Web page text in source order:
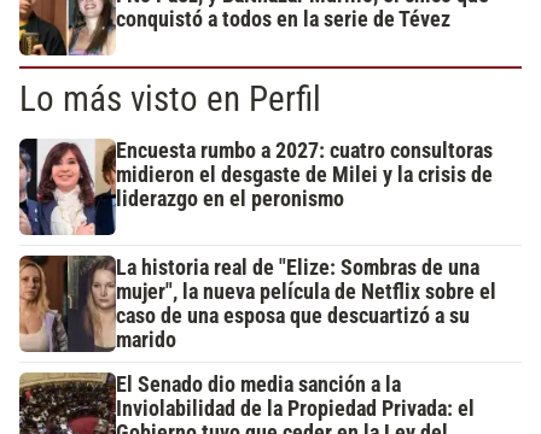
conquistó a todos en la serie de Tévez
Lo más visto en Perfil
Encuesta rumbo a 2027: cuatro consultoras
midieron el desgaste de Milei y la crisis de
liderazgo en el peronismo
La historia real de "Elize: Sombras de una
mujer", la nueva película de Netflix sobre el
caso de una esposa que descuartizó a su
marido
El Senado dio media sanción a la
Inviolabilidad de la Propiedad Privada: el